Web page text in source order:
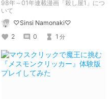
98年～01年連載漫画「殺し屋1」につ
いて
♡Sinsi Namonaki♡
2
0 1 分